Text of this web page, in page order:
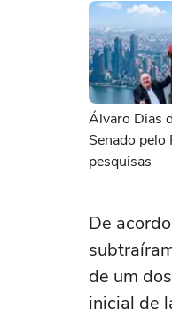
Álvaro Dias
Senado pelo
pesquisas
De
de um
inicial de